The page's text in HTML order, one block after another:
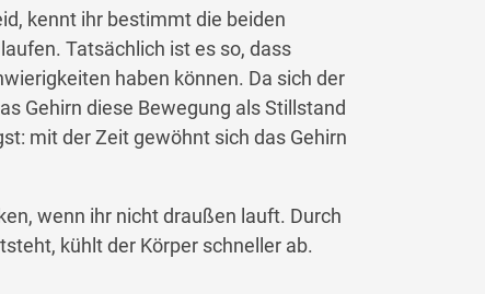
kennt ihr bestimmt die beiden
Tatsächlich ist es so, dass
haben können. Da sich der
Gehirn diese Bewegung als Stillstand
mit der Zeit gewöhnt sich das Gehirn
wenn ihr nicht draußen lauft. Durch
kühlt der Körper schneller ab.